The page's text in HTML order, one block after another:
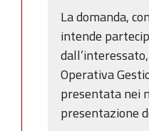
La domanda,
intende
Operativa
presentata nei
presentazione